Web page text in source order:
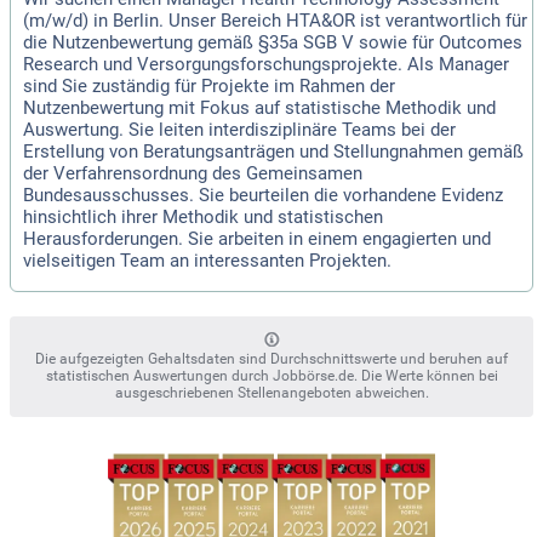
(m/w/d) in Berlin. Unser Bereich HTA&OR ist verantwortlich für
die Nutzenbewertung gemäß §35a SGB V sowie für Outcomes
Research und Versorgungsforschungsprojekte. Als Manager
sind Sie zuständig für Projekte im Rahmen der
Nutzenbewertung mit Fokus auf statistische Methodik und
Auswertung. Sie leiten interdisziplinäre Teams bei der
Erstellung von Beratungsanträgen und Stellungnahmen gemäß
der Verfahrensordnung des Gemeinsamen
Bundesausschusses. Sie beurteilen die vorhandene Evidenz
hinsichtlich ihrer Methodik und statistischen
Herausforderungen. Sie arbeiten in einem engagierten und
vielseitigen Team an interessanten Projekten.
Die aufgezeigten Gehaltsdaten sind Durchschnittswerte und beruhen auf
statistischen Auswertungen durch Jobbörse.de. Die Werte können bei
ausgeschriebenen Stellenangeboten abweichen.